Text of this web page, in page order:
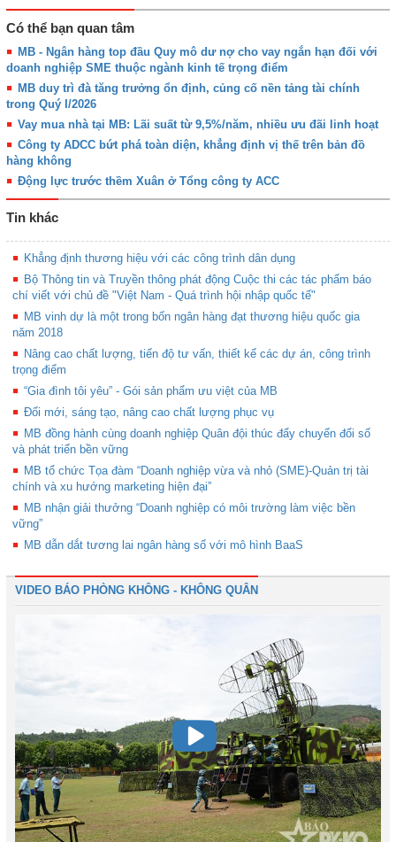
Có thể bạn quan tâm
MB - Ngân hàng top đầu Quy mô dư nợ cho vay ngắn hạn đối với
doanh nghiệp SME thuộc ngành kinh tế trọng điểm
MB duy trì đà tăng trưởng ổn định, củng cố nền tảng tài chính
trong Quý I/2026
Vay mua nhà tại MB: Lãi suất từ 9,5%/năm, nhiều ưu đãi linh hoạt
Công ty ADCC bứt phá toàn diện, khẳng định vị thế trên bản đồ
hàng không
Động lực trước thềm Xuân ở Tổng công ty ACC
Tin khác
Khẳng định thương hiệu với các công trình dân dụng
Bộ Thông tin và Truyền thông phát động Cuộc thi các tác phẩm báo
chí viết với chủ đề "Việt Nam - Quá trình hội nhập quốc tế"
MB vinh dự là một trong bốn ngân hàng đạt thương hiệu quốc gia
năm 2018
Nâng cao chất lượng, tiến độ tư vấn, thiết kế các dự án, công trình
trọng điểm
“Gia đình tôi yêu” - Gói sản phẩm ưu việt của MB
Đổi mới, sáng tạo, nâng cao chất lượng phục vụ
MB đồng hành cùng doanh nghiệp Quân đội thúc đẩy chuyển đổi số
và phát triển bền vững
MB tổ chức Tọa đàm “Doanh nghiệp vừa và nhỏ (SME)-Quản trị tài
chính và xu hướng marketing hiện đại”
MB nhận giải thưởng “Doanh nghiệp có môi trường làm việc bền
vững”
MB dẫn dắt tương lai ngân hàng số với mô hình BaaS
VIDEO BÁO PHÒNG KHÔNG - KHÔNG QUÂN